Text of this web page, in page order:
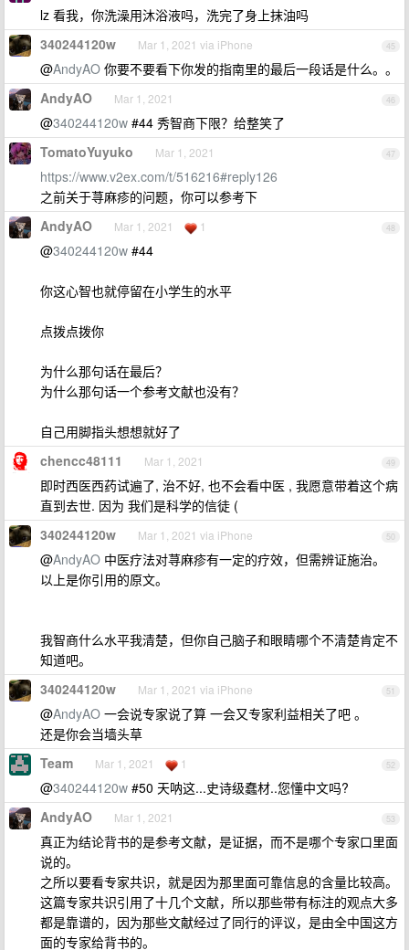
lz 看我，你洗澡用沐浴液吗，洗完了身上抹油吗
45
340244120w Mar 1, 2021 via iPhone
@AndyAO 你要不要看下你发的指南里的最后一段话是什么。。
46
AndyAO Mar 1, 2021
@340244120w #44 秀智商下限？给整笑了
47
TomatoYuyuko Mar 1, 2021
https://www.v2ex.com/t/516216#reply126
之前关于荨麻疹的问题，你可以参考下
48
AndyAO Mar 1, 2021 1
@340244120w #44
你这心智也就停留在小学生的水平
点拨点拨你
为什么那句话在最后？
为什么那句话一个参考文献也没有？
自己用脚指头想想就好了
49
chencc48111 Mar 1, 2021
即时西医西药试遍了, 治不好, 也不会看中医 , 我愿意带着这个病
直到去世. 因为 我们是科学的信徒 (
50
340244120w Mar 1, 2021 via iPhone
@AndyAO 中医疗法对荨麻疹有一定的疗效，但需辨证施治。
以上是你引用的原文。
我智商什么水平我清楚，但你自己脑子和眼睛哪个不清楚肯定不
知道吧。
51
340244120w Mar 1, 2021 via iPhone
@AndyAO 一会说专家说了算 一会又专家利益相关了吧 。
还是你会当墙头草
52
Team Mar 1, 2021 1
@340244120w #50 天呐这...史诗级蠢材..您懂中文吗?
53
AndyAO Mar 1, 2021
真正为结论背书的是参考文献，是证据，而不是哪个专家口里面
说的。
之所以要看专家共识，就是因为那里面可靠信息的含量比较高。
这篇专家共识引用了十几个文献，所以那些带有标注的观点大多
都是靠谱的，因为那些文献经过了同行的评议，是由全中国这方
面的专家给背书的。